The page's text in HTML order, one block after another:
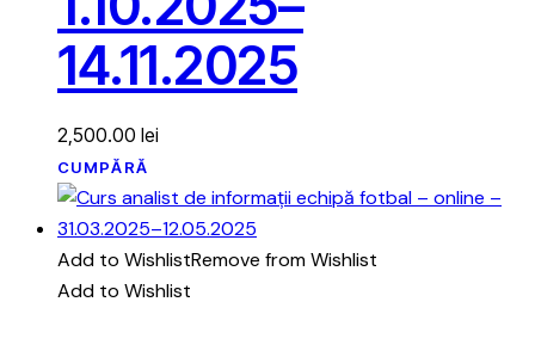
14.11.2025
2,500.00 lei
CUMPĂRĂ
Add to WishlistRemove from Wishlist
Add to Wishlist